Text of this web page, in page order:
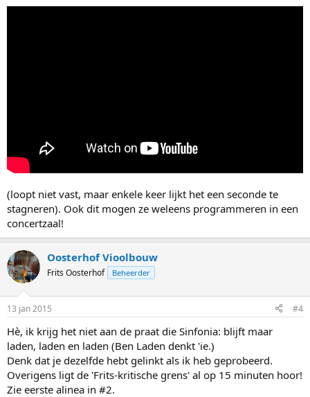
(loopt niet vast, maar enkele keer lijkt het een seconde te
stagneren). Ook dit mogen ze weleens programmeren in een
concertzaal!
Oosterhof Vioolbouw
Frits Oosterhof Beheerder
13 jan 2015 #4
Hè, ik krijg het niet aan de praat die Sinfonia: blijft maar
laden, laden en laden (Ben Laden denkt 'ie.)
Denk dat je dezelfde hebt gelinkt als ik heb geprobeerd.
Overigens ligt de 'Frits-kritische grens' al op 15 minuten hoor!
Zie eerste alinea in #2.